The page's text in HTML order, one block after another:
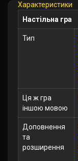
Характеристики
Настільна гра
Тип
Ця ж гра
іншою мовою
Доповнення
та
розширення